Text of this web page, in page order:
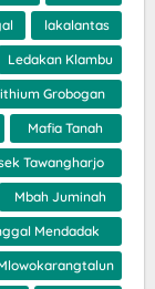
lakalantas
Ledakan Klambu
Grobogan
Mafia Tanah
Tawangharjo
Mbah Juminah
Mendadak